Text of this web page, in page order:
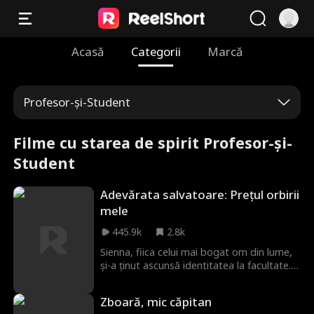
Acasă Categorii Marcă
Profesor-și-Student
Filme cu starea de spirit Profesor-și-
Student
Adevărata salvatoare: Prețul orbirii
mele
445.9k
2.8k
Sienna, fiica celui mai bogat om din lume,
și-a ținut ascunsă identitatea la facultate.
la absolvire, a purtat mereu o cicatrice
Zboară, mic căpitan